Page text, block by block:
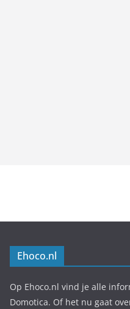
Ehoco.nl
Op Ehoco.nl vind je alle
Domotica. Of het nu gaat